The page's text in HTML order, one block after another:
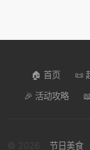
🏠 首页 📜
🎉 活动攻略
节日美食